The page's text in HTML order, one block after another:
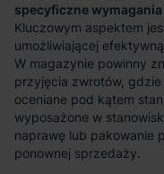
specyficzne